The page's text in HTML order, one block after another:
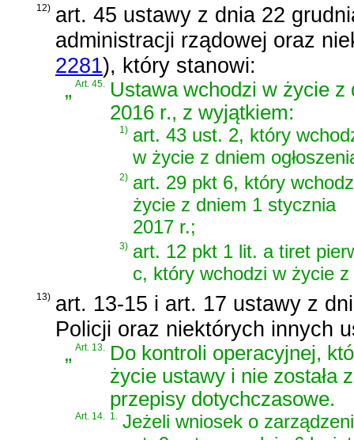
12) art. 45 ustawy z dnia 22
administracji rządowej oraz
2281), który stanowi:
„Art. 45. Ustawa wchodzi w życie z
2016 r., z wyjątkiem:
1) art. 43 ust. 2, który
w życie z dniem
2) art. 29 pkt 6, który
życie z dniem 1 stycznia
2017 r.;
3) art. 12 pkt 1 lit. a tiret
c, który wchodzi w życie
13) art. 13-15 i art. 17 ustawy z
Policji oraz niektórych innych
„Art. 13.
Do kontroli operacyjnej,
życie ustawy i nie została
przepisy dotychczasowe.
Art. 14. 1.
Jeżeli wniosek o